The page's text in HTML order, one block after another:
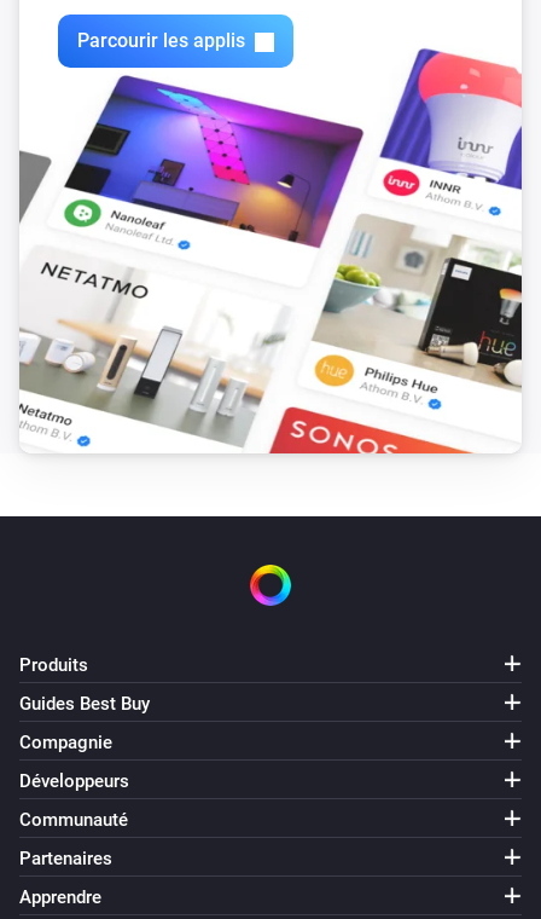
Parcourir les applis
Produits
Guides Best Buy
Compagnie
Développeurs
Communauté
Partenaires
Apprendre